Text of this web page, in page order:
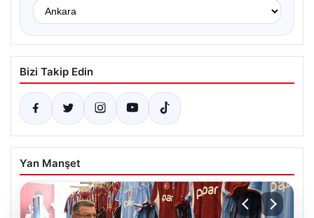
Bizi Takip Edin
Yan Manşet